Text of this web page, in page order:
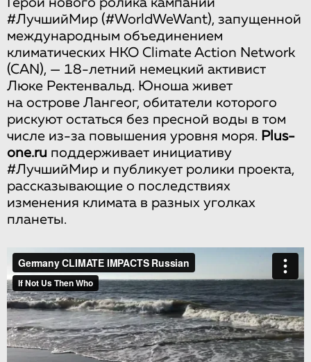
Герой нового ролика кампании
#ЛучшийМир (#WorldWeWant), запущенной
международным объединением
климатических НКО Climate Action Network
(CAN), — 18-летний немецкий активист
Люке Ректенвальд. Юноша живет
на острове Лангеог, обитатели которого
рискуют остаться без пресной воды в том
числе из-за повышения уровня моря. Plus-
one.ru поддерживает инициативу
#ЛучшийМир и публикует ролики проекта,
рассказывающие о последствиях
изменения климата в разных уголках
планеты.